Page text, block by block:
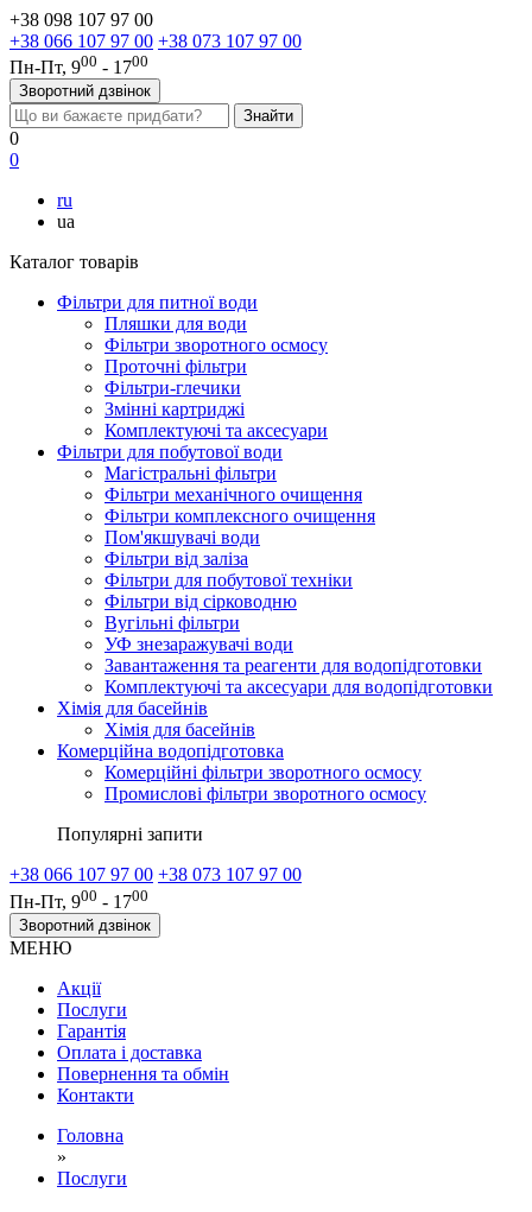
+38 098 107 97 00
+38 066 107 97 00 +38 073 107 97 00
Пн-Пт, 900 - 1700
Зворотний дзвінок
0
0
ru
ua
Каталог товарів
Фільтри для питної води
Пляшки для води
Фільтри зворотного осмосу
Проточні фільтри
Фільтри-глечики
Змінні картриджі
Комплектуючі та аксесуари
Фільтри для побутової води
Магістральні фільтри
Фільтри механічного очищення
Фільтри комплексного очищення
Пом'якшувачі води
Фільтри від заліза
Фільтри для побутової техніки
Фільтри від сірководню
Вугільні фільтри
УФ знезаражувачі води
Завантаження та реагенти для водопідготовки
Комплектуючі та аксесуари для водопідготовки
Хімія для басейнів
Хімія для басейнів
Комерційна водопідготовка
Комерційні фільтри зворотного осмосу
Промислові фільтри зворотного осмосу
Популярні запити
+38 066 107 97 00 +38 073 107 97 00
Пн-Пт, 900 - 1700
Зворотний дзвінок
МЕНЮ
Акції
Послуги
Гарантія
Оплата і доставка
Повернення та обмін
Контакти
Головна
»
Послуги